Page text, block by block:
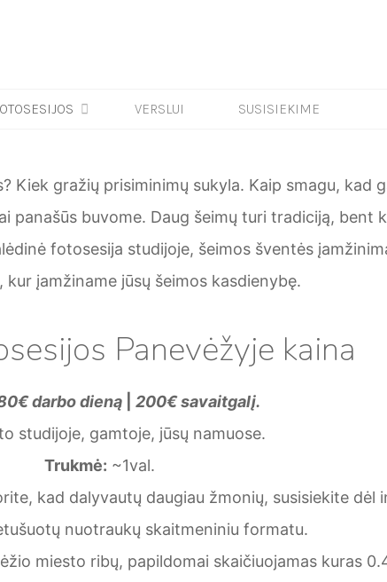
VERSLUI SUSISIEKIME
HomeŠeimos fotosesija
Kiek gražių prisiminimų sukyla. Kaip smagu, kad
panašūs buvome. Daug šeimų turi tradiciją, bent
fotosesija studijoje, šeimos šventės
kur įamžiname jūsų šeimos kasdienybę.
Panevėžyje kaina
darbo dieną
200€ savaitgalį.
studijoje, gamtoje, jūsų namuose.
Trukmė: ~1val.
kad dalyvautų daugiau žmonių, susisiekite dėl
nuotraukų skaitmeniniu formatu.
miesto ribų, papildomai skaičiuojamas kuras